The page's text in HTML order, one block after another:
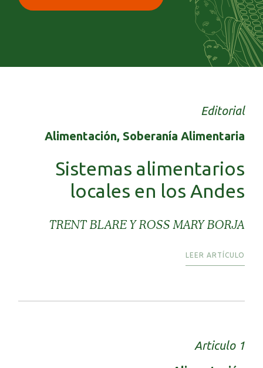
Editorial
Alimentación, Soberanía Alimentaria
Sistemas alimentarios
locales en los Andes
TRENT BLARE Y ROSS MARY BORJA
LEER ARTÍCULO
Articulo 1